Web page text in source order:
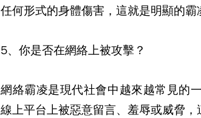
任何形式的身體傷害，這就是明顯的霸
5、你是否在網絡上被攻擊？
網絡霸凌是現代社會中越來越常見的
線上平台上被惡意留言、羞辱或威脅，